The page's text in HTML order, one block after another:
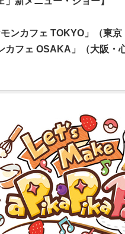
モンカフェ TOKYO」（東京
カフェ OSAKA」（大阪・